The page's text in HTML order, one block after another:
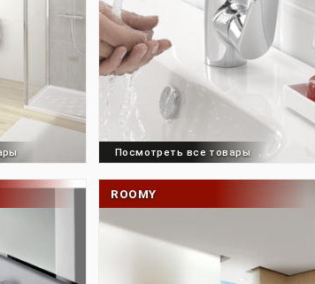
товары Посмотреть все товары
OPTISUS